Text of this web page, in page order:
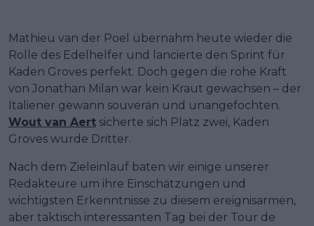
Mathieu van der Poel übernahm heute wieder die
Rolle des Edelhelfer und lancierte den Sprint für
Kaden Groves perfekt. Doch gegen die rohe Kraft
von Jonathan Milan war kein Kraut gewachsen – der
Italiener gewann souverän und unangefochten.
Wout van Aert sicherte sich Platz zwei, Kaden
Groves wurde Dritter.
Nach dem Zieleinlauf baten wir einige unserer
Redakteure um ihre Einschätzungen und
wichtigsten Erkenntnisse zu diesem ereignisarmen,
aber taktisch interessanten Tag bei der Tour de